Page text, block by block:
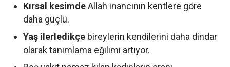
Kırsal kesimdeAllah inancının kentlere göre
daha güçlü.
Yaş ilerledikçe bireylerin kendilerini daha dindar
olarak tanımlama eğilimi artıyor.